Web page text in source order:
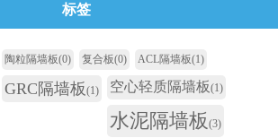
标签
陶粒隔墙板(0) 复合板(0) ACL隔墙板(1)
GRC隔墙板(1) 空心轻质隔墙板(1)
水泥隔墙板 (3)